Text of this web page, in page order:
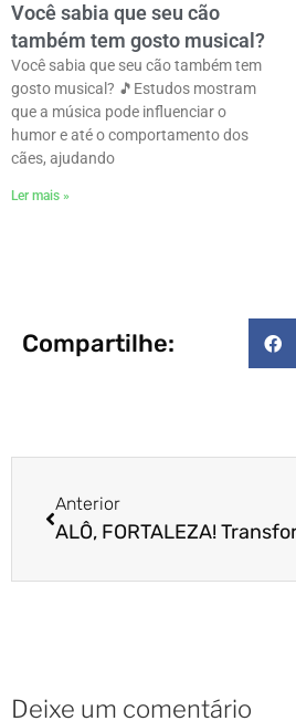
Você sabia que seu cão
também tem gosto musical?
Você sabia que seu cão também tem
gosto musical? 🎵ㅤEstudos mostram
que a música pode influenciar o
humor e até o comportamento dos
cães, ajudando
Ler mais »
Compartilhe:
Anterior
Deixe um comentário